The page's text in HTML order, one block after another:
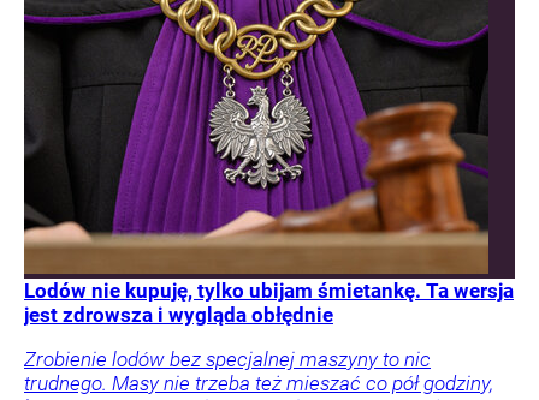
Lodów nie kupuję, tylko ubijam śmietankę. Ta wersja
jest zdrowsza i wygląda obłędnie
Zrobienie lodów bez specjalnej maszyny to nic
trudnego. Masy nie trzeba też mieszać co pół godziny,